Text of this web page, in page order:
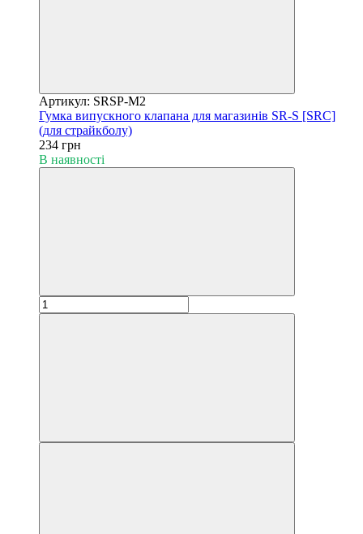
Артикул: SRSP-M2
Гумка випускного клапана для магазинів SR-S [SRC]
(для страйкболу)
234 грн
В наявності